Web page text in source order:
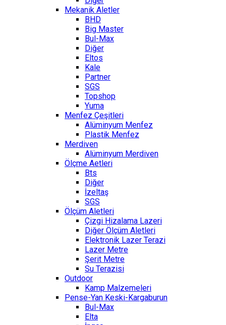
Mekanik Aletler
BHD
Big Master
Bul-Max
Diğer
Eltos
Kale
Partner
SGS
Topshop
Yuma
Menfez Çeşitleri
Alüminyum Menfez
Plastik Menfez
Merdiven
Alüminyum Merdiven
Ölçme Aetleri
Bts
Diğer
İzeltaş
SGS
Ölçüm Aletleri
Çizgi Hizalama Lazeri
Diğer Ölçüm Aletleri
Elektronik Lazer Terazi
Lazer Metre
Şerit Metre
Su Terazisi
Outdoor
Kamp Malzemeleri
Pense-Yan Keski-Kargaburun
Bul-Max
Elta